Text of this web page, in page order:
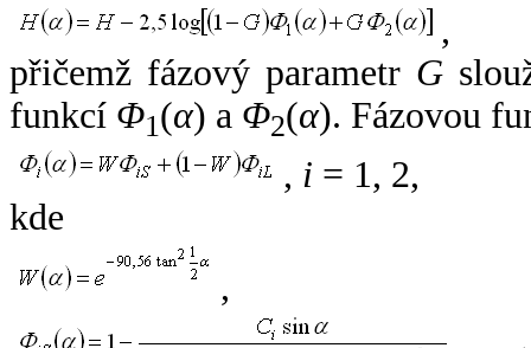
,
přičemž fázový parametr G
funkcí Φ1(α) a Φ2(α). Fázovou
, i = 1, 2,
kde
,